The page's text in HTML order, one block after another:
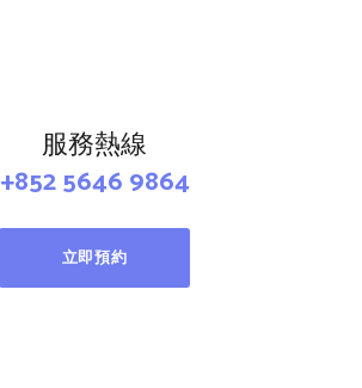
服務熱線
+852 5646 9864
立即預約